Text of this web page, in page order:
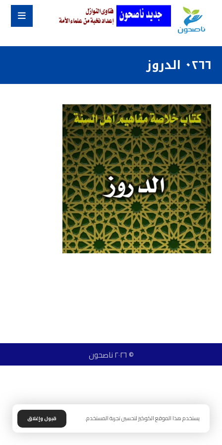
٠٢٦٦ الدروز
© ٢٠٢٦ ناصحون
يستخدم هذا الموقع الكوكيز لتحسين تجربة المستخدم. قبول وإغلاق